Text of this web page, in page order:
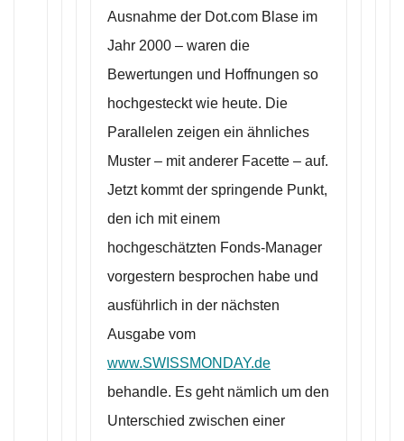
Ausnahme der Dot.com Blase im
Jahr 2000 – waren die
Bewertungen und Hoffnungen so
hochgesteckt wie heute. Die
Parallelen zeigen ein ähnliches
Muster – mit anderer Facette – auf.
Jetzt kommt der springende Punkt,
den ich mit einem
hochgeschätzten Fonds-Manager
vorgestern besprochen habe und
ausführlich in der nächsten
Ausgabe vom
www.SWISSMONDAY.de
behandle. Es geht nämlich um den
Unterschied zwischen einer